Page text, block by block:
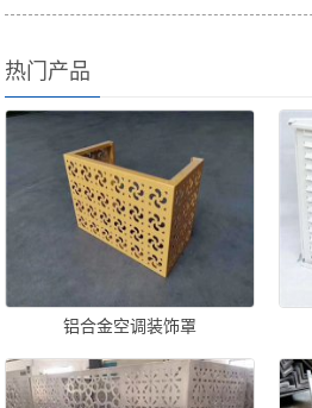
热门产品
铝合金空调装饰罩